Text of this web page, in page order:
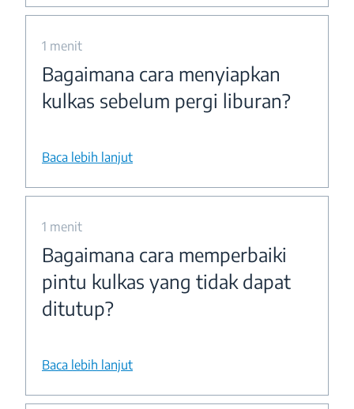
1 menit
Bagaimana cara menyiapkan
kulkas sebelum pergi liburan?
Baca lebih lanjut
1 menit
Bagaimana cara memperbaiki
pintu kulkas yang tidak dapat
ditutup?
Baca lebih lanjut